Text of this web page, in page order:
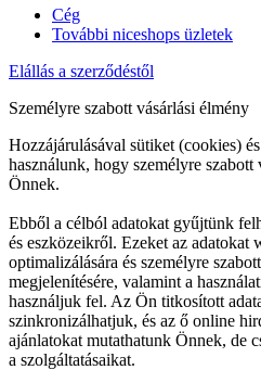
Cég
További niceshops üzletek
Elállás a szerződéstől
Személyre szabott vásárlási élmény
Hozzájárulásával sütiket (cookies)
használunk, hogy személyre
Önnek.
Ebből a célból adatokat gyűjtünk
és eszközeikről. Ezeket az adatokat
optimalizálására és személyre
megjelenítésére, valamint a
használjuk fel. Az Ön titkosított
szinkronizálhatjuk, és az ő online
ajánlatokat mutathatunk Önnek, de
a szolgáltatásaikat.